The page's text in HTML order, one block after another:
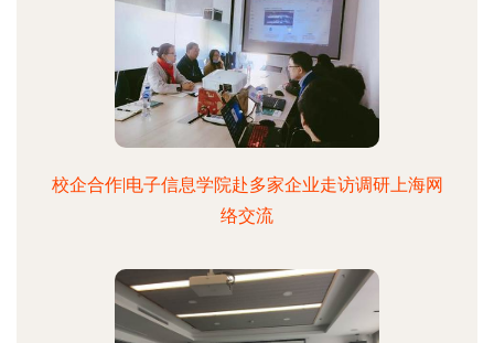
校企合作|电子信息学院赴多家企业走访调研上海网
络交流